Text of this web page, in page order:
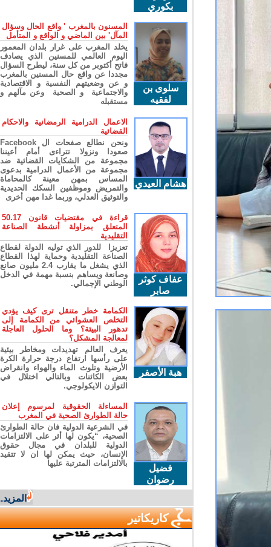
بكوري
سلوى بن
لفقيه
المسنون بالمغرب ' واقع الحال وسؤال
المآل' بين الماضي و الواقع و المتأمل
يخلد المغرب على غرار بلدان المعمور
اليوم العالمي للمسنين الذي يصادف
فاتح أكتوبر من كل سنة، ليطرح السؤال
مجددا عن واقع حال المسنين بالمغرب
و عن وضعيتهم النفسية و الاقتصادية
والاجتماعية و الصحية وعن مآلهم و
مستقبله
هشام العيدي
الاعمال الدرامية الرمضانية والاحكام
القضائية
ونحن نطالع صفحات ال Facebook
صعودا ونزولا تتراءى أمام أعيننا
مجموعة من الشكايات القضائية ضد
مجموعة من الأعمال الدرامية بدعوى
المساس بمهن معينة كالمحاماة
والتمريض وموظفين السكك الحديدية
والتوثيق العدلي، وربما غدا مهن أخرى
عفاف كوثر
صابر
قراءة في مقتضيات قانون 50.17
المتعلق بمزاولة أنشطة الصناعة
التقليدية
تعزيزا للدور الذي توليه الدولة لقطاع
الصناعة التقليدية وحماية لهذا القطاع
الذي يشغل ما يقارب 2.4 مليون صانع
وصانعة ويساهم بنسبة مهمة في الدخل
الوطني الإجمالي.
هبة الأصفر
الكمامة خطر متنقل ترى كيف يؤدي
التخلص العشوائي من الكمامة إلى
تدهور البيئة؟ وما الحلول العاجلة
لمعالجة المشكل؟
يعرف العالم تهديدات ومخاطر بيئية
على رأسها ارتفاع درجة حرارة الكرة
الأرضية وتلوث الماء والهواء وانقراض
بعض الكائنات وبالتالي اختلال في
التوازن الايكولوجي.
فضيل
رضوان
المساءلة الحقوقية لمرسوم إعلان
حالة الطوارئ الصحية في المغرب
في الشرعية الدولية فان حالة الطوارئ
الصحية، “يكون لها أثر على الالتزامات
الدولية للبلدان في مجال حقوق
الإنسان، حيث يمكن لها ان لا تتقيد
بالالتزامات المترتبة عليها
المزيد...
كاريكاتير